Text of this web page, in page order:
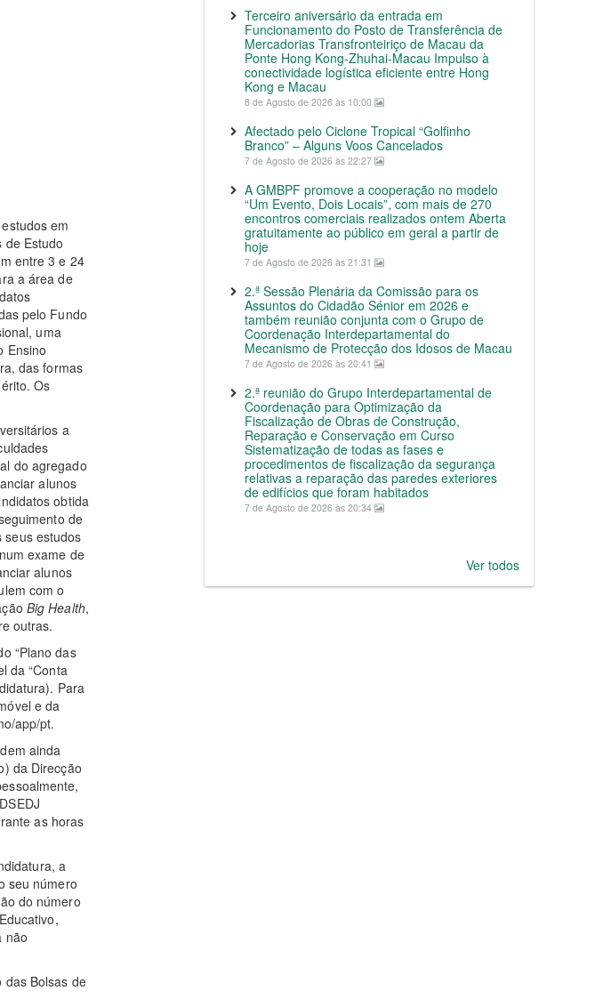
em
de Estudo
entre 3 e 24
a área de
pelo Fundo
uma
Ensino
das formas
Os
a
do agregado
alunos
obtida
de
seus estudos
exame de
alunos
com o
Big Health,
outras.
“Plano das
da “Conta
Para
e da
app/pt.
ainda
da Direcção
as horas
a
seu número
do número
não
das Bolsas de
Terceiro aniversário da entrada em
Funcionamento do Posto de Transferência de
Mercadorias Transfronteiriço de Macau da
Ponte Hong Kong-Zhuhai-Macau Impulso à
conectividade logística eficiente entre Hong
Kong e Macau
8 de Agosto de 2026 às 10:00
Afectado pelo Ciclone Tropical “Golfinho
Branco” – Alguns Voos Cancelados
7 de Agosto de 2026 às 22:27
A GMBPF promove a cooperação no modelo
“Um Evento, Dois Locais”, com mais de 270
encontros comerciais realizados ontem Aberta
gratuitamente ao público em geral a partir de
hoje
7 de Agosto de 2026 às 21:31
2.ª Sessão Plenária da Comissão para os
Assuntos do Cidadão Sénior em 2026 e
também reunião conjunta com o Grupo de
Coordenação Interdepartamental do
Mecanismo de Protecção dos Idosos de Macau
7 de Agosto de 2026 às 20:41
2.ª reunião do Grupo Interdepartamental de
Coordenação para Optimização da
Fiscalização de Obras de Construção,
Reparação e Conservação em Curso
Sistematização de todas as fases e
procedimentos de fiscalização da segurança
relativas a reparação das paredes exteriores
de edifícios que foram habitados
7 de Agosto de 2026 às 20:34
Ver todos